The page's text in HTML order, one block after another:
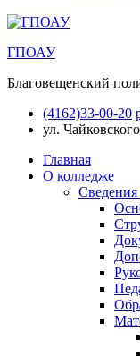
ГПОАУ
Благовещенский
(4162)33-00-20
ул.
Главная
О колледже
Сведения